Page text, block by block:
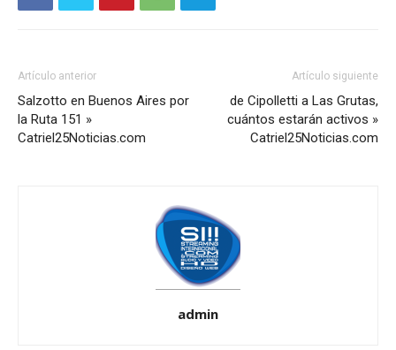
Artículo anterior
Salzotto en Buenos Aires por
la Ruta 151 »
Catriel25Noticias.com
Artículo siguiente
de Cipolletti a Las Grutas,
cuántos estarán activos »
Catriel25Noticias.com
admin